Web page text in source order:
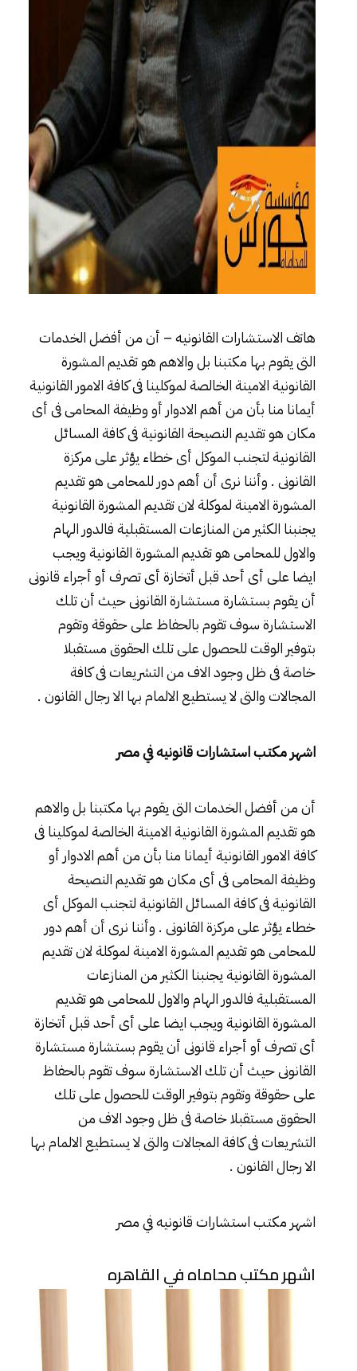
هاتف الاستشارات القانونيه– أن من أفضل الخدمات
التى يقوم بها مكتبنا بل والاهم هو تقديم المشورة
القانونية الامينة الخالصة لموكلينا فى كافة الامور القانونية
أيمانا منا بأن من أهم الادوار أو وظيفة المحامى فى أى
مكان هو تقديم النصيحة القانونية فى كافة المسائل
القانونية لتجنب الموكل أى خطاء يؤثر على مركزة
القانونى . وأننا نرى أن أهم دور للمحامى هو تقديم
المشورة الامينة لموكلة لان تقديم المشورة القانونية
يجنبنا الكثير من المنازعات المستقبلية فالدور الهام
والاول للمحامى هو تقديم المشورة القانونية ويجب
ايضا على أى أحد قبل أتخازة أى تصرف أو أجراء قانونى
أن يقوم بستشارة مستشارة القانونى حيث أن تلك
الاستشارة سوف تقوم بالحفاظ على حقوقة وتقوم
بتوفير الوقت للحصول على تلك الحقوق مستقبلا
خاصة فى ظل وجود الاف من التشريعات فى كافة
المجالات والتى لا يستطيع الالمام بها الا رجال القانون .
اشهر مكتب استشارات قانونيه في مصر
أن من أفضل الخدمات التى يقوم بها مكتبنا بل والاهم
هو تقديم المشورة القانونية الامينة الخالصة لموكلينا فى
كافة الامور القانونية أيمانا منا بأن من أهم الادوار أو
وظيفة المحامى فى أى مكان هو تقديم النصيحة
القانونية فى كافة المسائل القانونية لتجنب الموكل أى
خطاء يؤثر على مركزة القانونى . وأننا نرى أن أهم دور
للمحامى هو تقديم المشورة الامينة لموكلة لان تقديم
المشورة القانونية يجنبنا الكثير من المنازعات
المستقبلية فالدور الهام والاول للمحامى هو تقديم
المشورة القانونية ويجب ايضا على أى أحد قبل أتخازة
أى تصرف أو أجراء قانونى أن يقوم بستشارة مستشارة
القانونى حيث أن تلك الاستشارة سوف تقوم بالحفاظ
على حقوقة وتقوم بتوفير الوقت للحصول على تلك
الحقوق مستقبلا خاصة فى ظل وجود الاف من
التشريعات فى كافة المجالات والتى لا يستطيع الالمام بها
الا رجال القانون .
اشهر مكتب استشارات قانونيه في مصر
اشهر مكتب محاماه في القاهره